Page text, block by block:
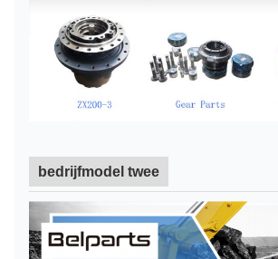
bedrijfmodel twee